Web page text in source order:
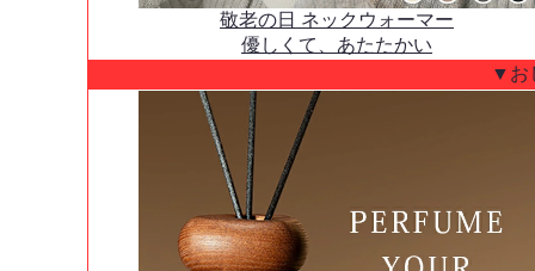
敬老の日 ネックウォーマー
優しくて、あたたかい
▼お